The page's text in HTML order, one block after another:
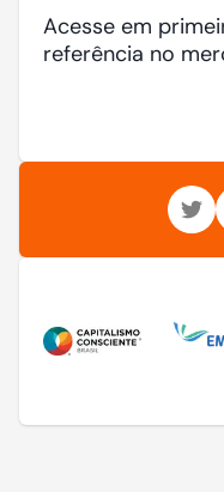
Acesse em
referência no